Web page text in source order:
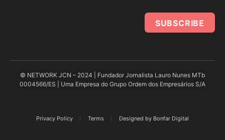
SUBSCRIBE
© NETWORK JCN – 2024 | Fundador Jornalista Lauro Nunes MTb
0004566/ES | Uma Empresa do Grupo Ordem dos Empresários S/A
Privacy Policy Terms Designed by Bonfar Digital